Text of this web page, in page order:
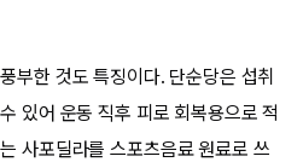
부한 것도 특징이다. 단순당은 섭취
있어 운동 직후 피로 회복용으로 적
사포딜라를 스포츠음료 원료로 쓰